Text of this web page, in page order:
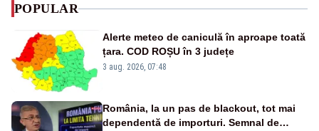
POPULAR
Alerte meteo de caniculă în aproape toată
țara. COD ROȘU în 3 județe
3 aug. 2026, 07:48
România, la un pas de blackout, tot mai
dependentă de importuri. Semnal de